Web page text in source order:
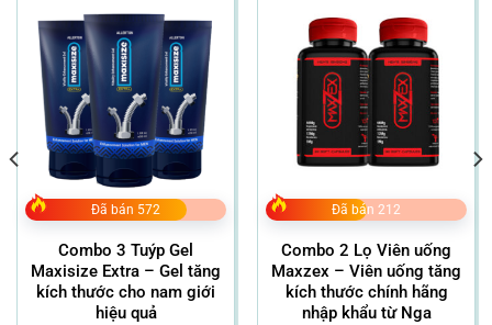
Đã bán 572
Combo 3 Tuýp Gel
Maxisize Extra – Gel tăng
kích thước cho nam giới
hiệu quả
Đã bán 212
Combo 2 Lọ Viên uống
Maxzex – Viên uống tăng
kích thước chính hãng
nhập khẩu từ Nga